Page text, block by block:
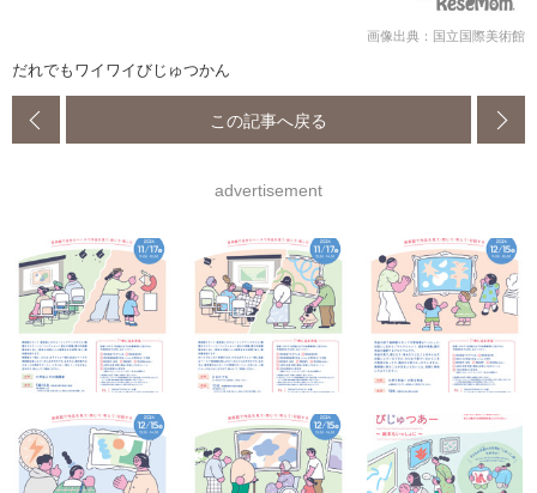
画像出典：国立国際美術館
だれでもワイワイびじゅつかん
この記事へ戻る
advertisement